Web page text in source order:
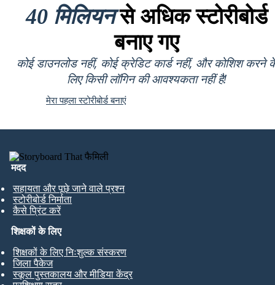
40 मिलियनसे अधिक स्टोरीबोर्ड
बनाए गए
कोई डाउनलोड नहीं, कोई क्रेडिट कार्ड नहीं, और कोशिश करने
लिए किसी लॉगिन की आवश्यकता नहीं है!
मेरा पहला स्टोरीबोर्ड बनाएं
मदद
सहायता और पूछे जाने वाले प्रश्न
स्टोरीबोर्ड निर्माता
कैसे प्रिंट करें
शिक्षकों के लिए
शिक्षकों के लिए निःशुल्क संस्करण
जिला पैकेज
स्कूल पुस्तकालय और मीडिया केंद्र